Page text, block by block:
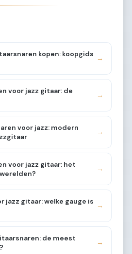
kopen: koopgids
→
voor jazz gitaar: de
→
voor jazz: modern
→
voor jazz gitaar: het
→
jazz gitaar: welke gauge is
→
de meest
→